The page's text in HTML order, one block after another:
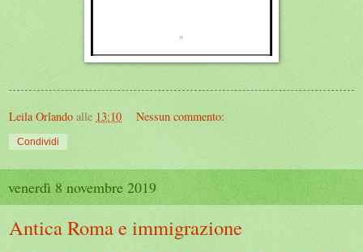
Leila Orlando alle 13:10 Nessun commento:
Condividi
venerdì 8 novembre 2019
Antica Roma e immigrazione